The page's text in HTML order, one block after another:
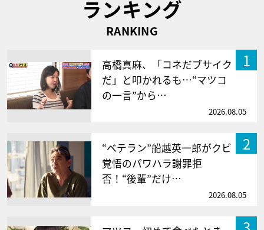
ランキング
RANKING
1
高橋真麻、「コネだブサイク
だ」と叩かれるも…“マツコ
の一言”から…
2026.08.05
2
“ベテラン”船越英一郎がクビ
覚悟のパワハラ謝罪拒
否！“後輩”だけ…
2026.08.05